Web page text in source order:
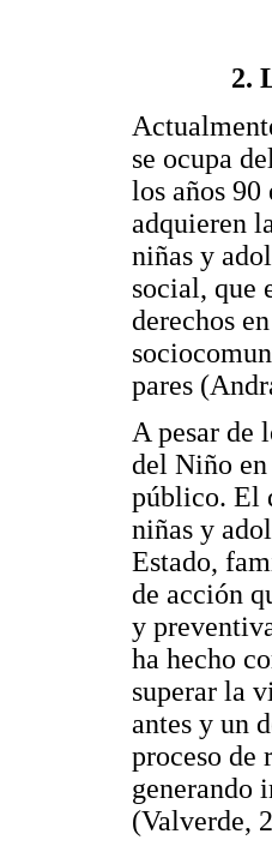
2.
se ocupa
los años
adquieren
niñas y
social, que
derechos
pares
A pesar de
del Niño en
público. El
niñas y
Estado,
de acción
y
ha hecho
superar la
antes y un
proceso de
generando
(Valverde,